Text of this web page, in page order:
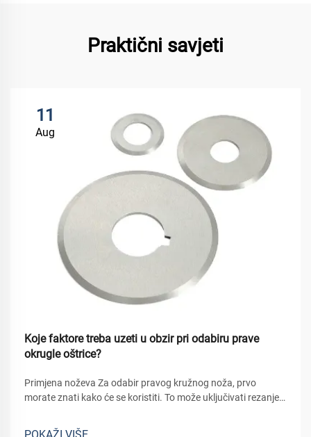
Praktični savjeti
11
Aug
Koje faktore treba uzeti u obzir pri odabiru prave
okrugle oštrice?
Primjena noževa Za odabir pravog kružnog noža, prvo
morate znati kako će se koristiti. To može uključivati rezanje
određeni tip noža. Na primjer: noževi koji se koriste za rezanje